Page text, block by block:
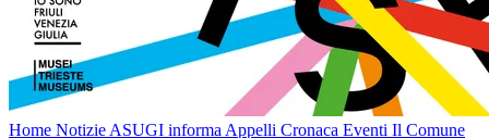
Home Notizie ASUGI informa Appelli Cronaca Eventi Il Comune